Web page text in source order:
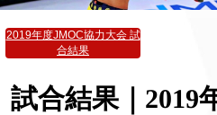
2019年度JMOC協力大会 試
合結果
試合結果｜2019